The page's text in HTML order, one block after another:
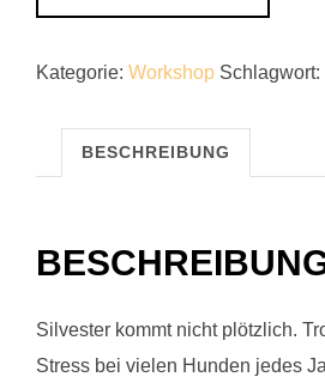
–
vorbereitet
auf
Kategorie: Workshop Schlagwort:
BESCHREIBUNG
Silvester kommt nicht plötzlich.
Stress bei vielen Hunden jedes